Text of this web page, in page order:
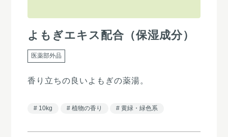
よもぎエキス配合（保湿成分）
医薬部外品
香り立ちの良いよもぎの薬湯。
10kg 植物の香り 黄緑・緑色系